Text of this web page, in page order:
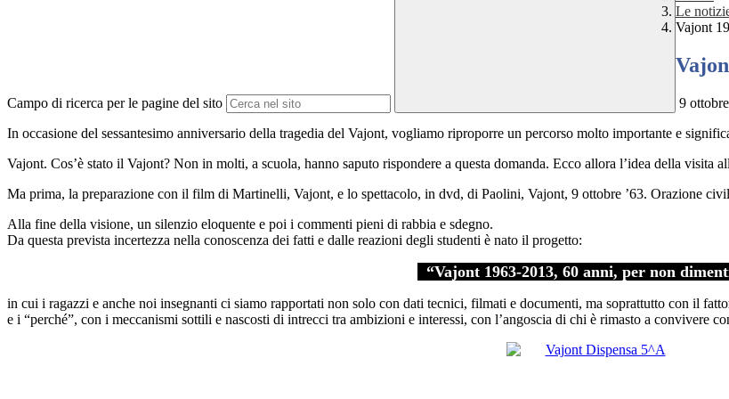
Campo di ricerca per le pagine del sito
Le
Vajont
9
In occasione del sessantesimo anniversario della tragedia del Vajont, vogliamo riproporre un percorso molto importante e
Vajont. Cos’è stato il Vajont? Non in molti, a scuola, hanno saputo rispondere a questa domanda. Ecco allora l’idea della visita
Ma prima, la preparazione con il film di Martinelli, Vajont, e lo spettacolo, in dvd, di Paolini, Vajont, 9 ottobre ’63. Orazione
Alla fine della visione, un silenzio eloquente e poi i commenti pieni di rabbia e sdegno.
Da questa prevista incertezza nella conoscenza dei fatti e dalle reazioni degli studenti è nato il progetto:
“Vajont 1963-2013, 60 anni, per non
in cui i ragazzi e anche noi insegnanti ci siamo rapportati non solo con dati tecnici, filmati e documenti, ma soprattutto con il
e i “perché”, con i meccanismi sottili e nascosti di intrecci tra ambizioni e interessi, con l’angoscia di chi è rimasto a convivere